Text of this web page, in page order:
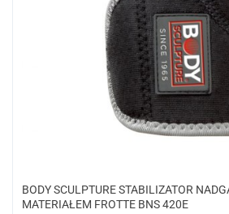
BODY SCULPTURE STABILIZATOR
MATERIAŁEM FROTTE BNS 420E